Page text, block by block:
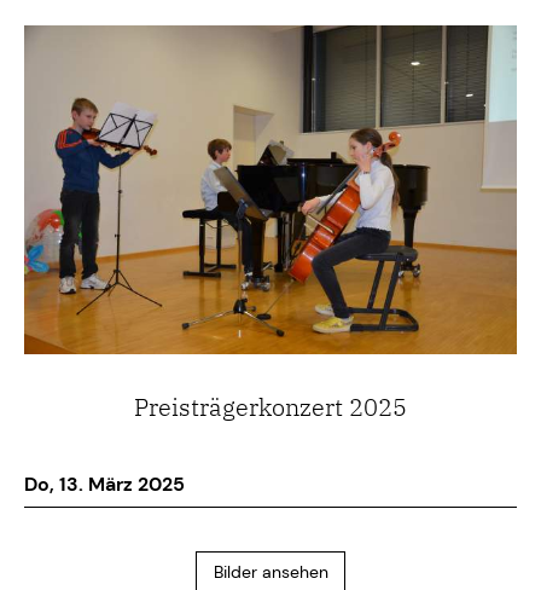
Preisträgerkonzert 2025
Do, 13. März 2025
Bilder ansehen